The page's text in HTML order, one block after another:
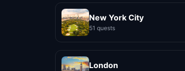
New York City
51 quests
London